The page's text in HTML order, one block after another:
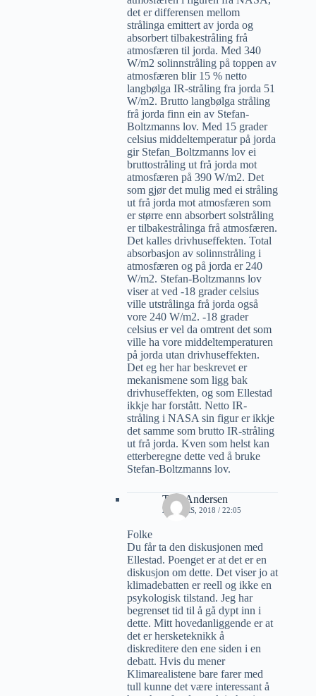
det er differensen mellom
strålinga emittert av jorda og
absorbert tilbakestråling frå
atmosfæren til jorda. Med 340
W/m2 solinnstråling på toppen av
atmosfæren blir 15 % netto
langbølga IR-stråling fra jorda 51
W/m2. Brutto langbølga stråling
frå jorda finn ein av Stefan-
Boltzmanns lov. Med 15 grader
celsius middeltemperatur på jorda
gir Stefan_Boltzmanns lov ei
bruttostråling ut frå jorda mot
atmosfæren på 390 W/m2. Det
som gjør det mulig med ei stråling
ut frå jorda mot atmosfæren som
er større enn absorbert solstråling
er tilbakestrålinga frå atmosfæren.
Det kalles drivhuseffekten. Total
absorbasjon av solinnstråling i
atmosfæren og på jorda er 240
W/m2. Stefan-Boltzmanns lov
viser at ved -18 grader celsius
ville utstrålinga frå jorda også
vore 240 W/m2. -18 grader
celsius er vel da omtrent det som
ville ha vore middeltemperaturen
på jorda utan drivhuseffekten.
Det eg her har beskrevet er
mekanismene som ligg bak
drivhuseffekten, og som Ellestad
ikkje har forstått. Netto IR-
stråling i NASA sin figur er ikkje
det samme som brutto IR-stråling
ut frå jorda. Kven som helst kan
etterberegne dette ved å bruke
Stefan-Boltzmanns lov.
Tore Andersen
21 MARS, 2018 / 22:05
Folke
Du får ta den diskusjonen med
Ellestad. Poenget er at det er en
diskusjon om dette. Det viser jo at
klimadebatten er reell og ikke en
psykologisk tilstand. Jeg har
begrenset tid til å gå dypt inn i
dette. Mitt hovedanliggende er at
det er hersketeknikk å
diskreditere den ene siden i en
debatt. Hvis du mener
Klimarealistene bare farer med
tull kunne det være interessant å